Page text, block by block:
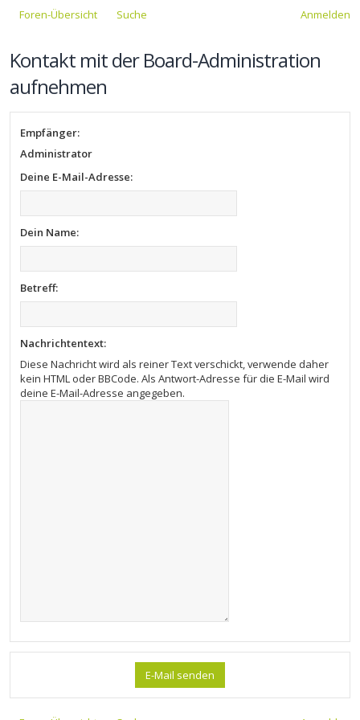
Foren-Übersicht Suche Anmelden
Kontakt mit der Board-Administration
aufnehmen
Empfänger:
Administrator
Deine E-Mail-Adresse:
Dein Name:
Betreff:
Nachrichtentext:
Diese Nachricht wird als reiner Text verschickt, verwende daher
kein HTML oder BBCode. Als Antwort-Adresse für die E-Mail wird
deine E-Mail-Adresse angegeben.